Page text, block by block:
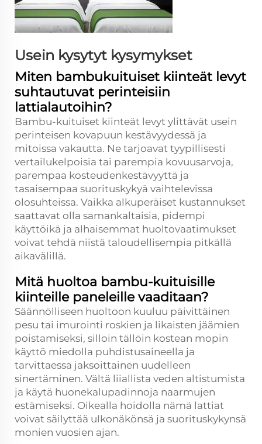
Usein kysytyt kysymykset
Miten bambukuituiset kiinteät levyt
suhtautuvat perinteisiin
lattialautoihin?
Bambu-kuituiset kiinteät levyt ylittävät usein
perinteisen kovapuun kestävyydessä ja
mitoissa vakautta. Ne tarjoavat tyypillisesti
vertailukelpoisia tai parempia kovuusarvoja,
parempaa kosteudenkestävyyttä ja
tasaisempaa suorituskykyä vaihtelevissa
olosuhteissa. Vaikka alkuperäiset kustannukset
saattavat olla samankaltaisia, pidempi
käyttöikä ja alhaisemmat huoltovaatimukset
voivat tehdä niistä taloudellisempia pitkällä
aikavälillä.
Mitä huoltoa bambu-kuituisille
kiinteille paneleille vaaditaan?
Säännölliseen huoltoon kuuluu päivittäinen
pesu tai imurointi roskien ja likaisten jäämien
poistamiseksi, silloin tällöin kostean mopin
käyttö miedolla puhdistusaineella ja
tarvittaessa jaksoittainen uudelleen
sinertäminen. Vältä liiallista veden altistumista
ja käytä huonekalupadinnoja naarmujen
estämiseksi. Oikealla hoidolla nämä lattiat
voivat säilyttää ulkonäkönsä ja suorituskykynsä
monien vuosien ajan.